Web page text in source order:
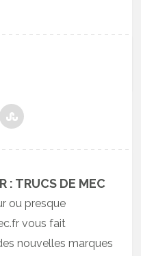
: TRUCS DE MEC
ou presque
vous fait
nouvelles marques